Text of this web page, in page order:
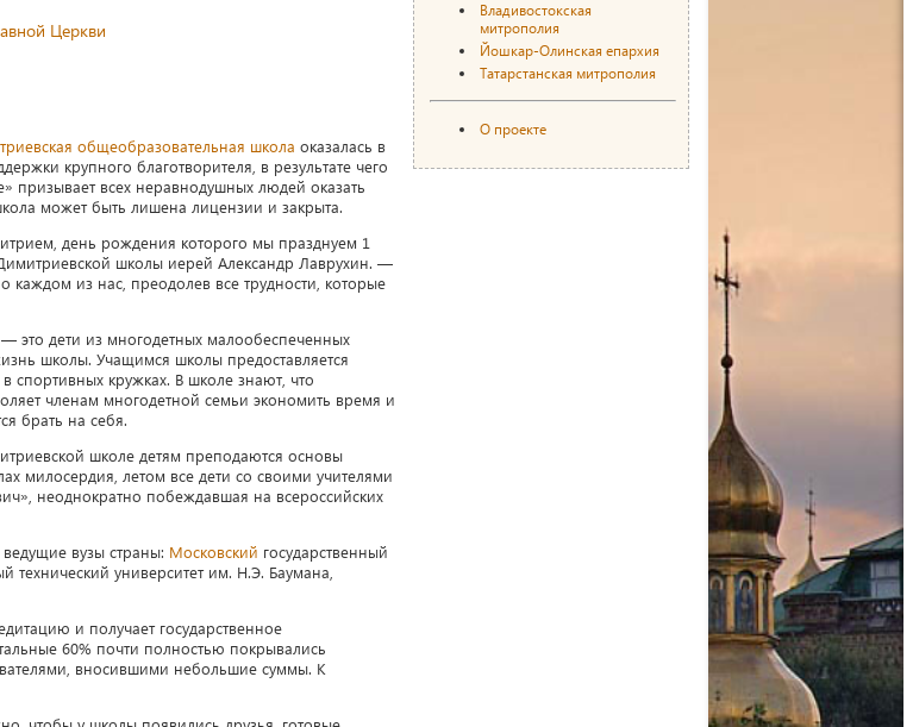
Церкви
общеобразовательная школа оказалась в
крупного благотворителя, в результате чего
всех неравнодушных людей оказать
может быть лишена лицензии и закрыта.
день рождения которого мы празднуем 1
школы иерей Александр Лаврухин. —
из нас, преодолев все трудности, которые
это дети из многодетных малообеспеченных
школы. Учащимся школы предоставляется
спортивных кружках. В школе знают, что
членам многодетной семьи экономить время и
брать на себя.
школе детям преподаются основы
милосердия, летом все дети со своими учителями
неоднократно побеждавшая на всероссийских
вузы страны: Московский государственный
университет им. Н.Э. Баумана,
и получает государственное
60% почти полностью покрывались
вносившими небольшие суммы. К
Владивостокская
митрополия
Йошкар-Олинская епархия
Татарстанская митрополия
О проекте